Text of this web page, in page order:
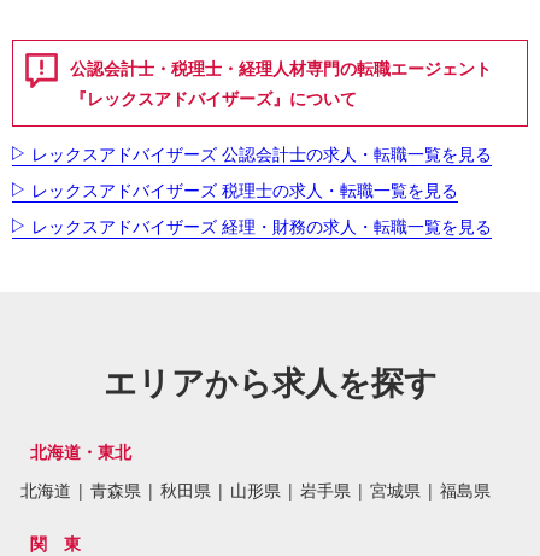
公認会計士・税理士・経理人材専門の転職エージェント
『レックスアドバイザーズ』について
レックスアドバイザーズ 公認会計士の求人・転職一覧を見る
レックスアドバイザーズ 税理士の求人・転職一覧を見る
レックスアドバイザーズ 経理・財務の求人・転職一覧を見る
エリアから求人を探す
北海道・東北
北海道 | 青森県 | 秋田県 | 山形県 | 岩手県 | 宮城県 | 福島県
関 東